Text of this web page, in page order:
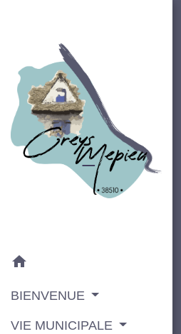
home
BIENVENUE
VIE MUNICIPALE